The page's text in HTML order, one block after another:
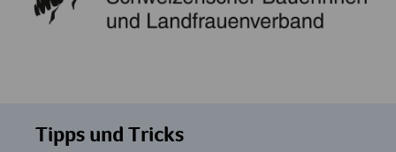
Tipps und Tricks